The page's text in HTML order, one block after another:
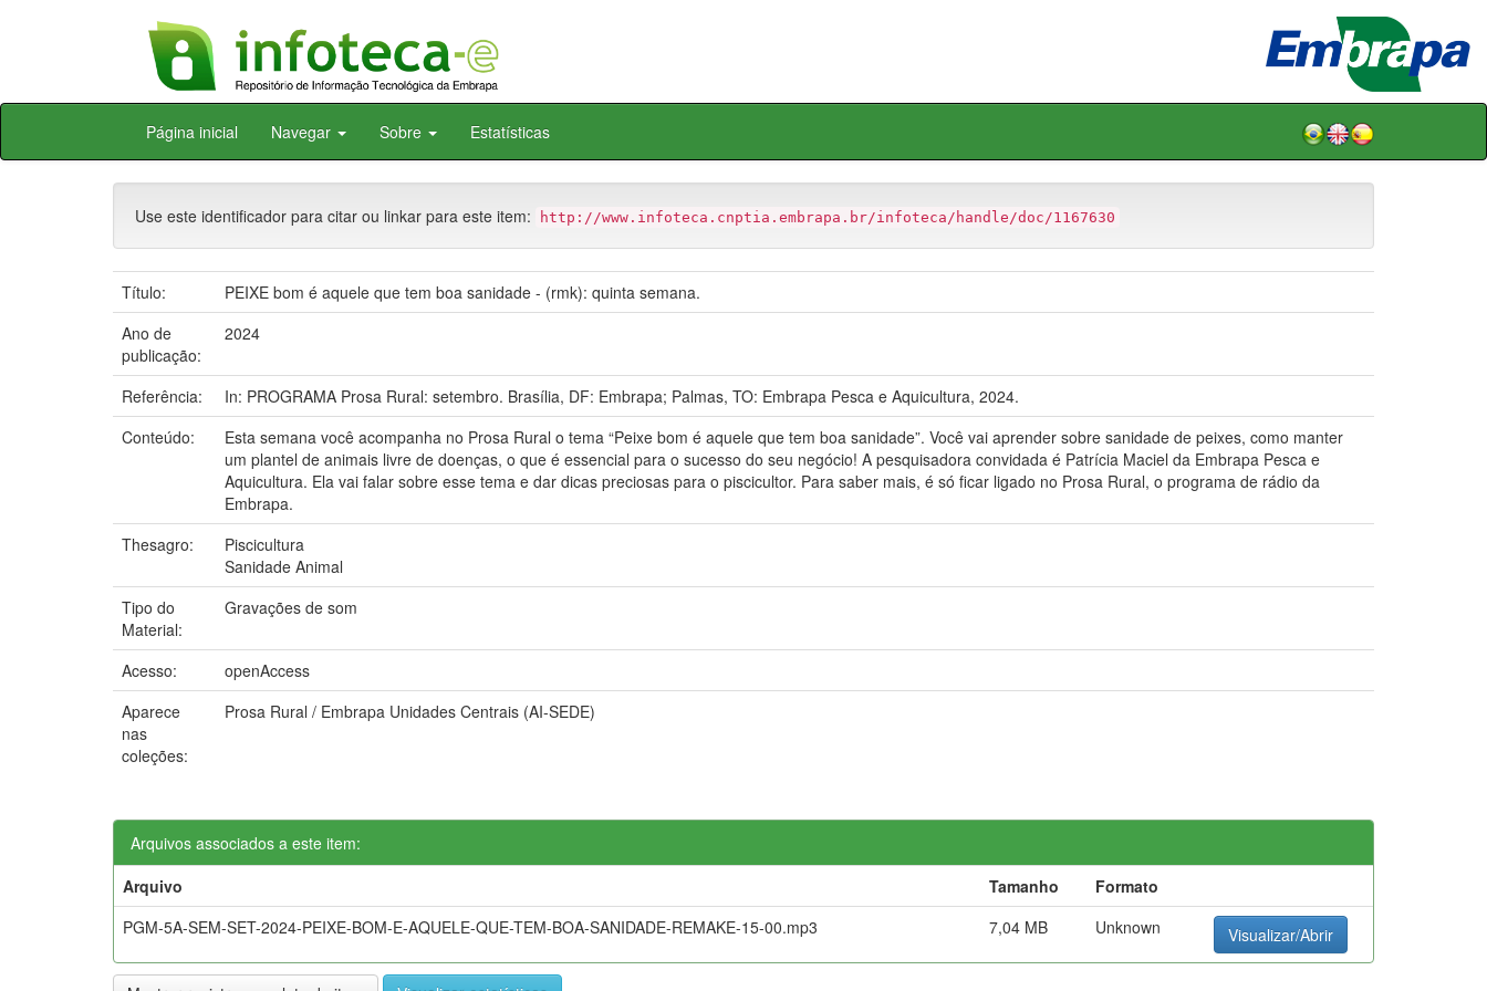
Skip
Página inicial Navegar Sobre Estatísticas
Use este identificador para citar ou linkar para este item: http://www.infoteca.cnptia.embrapa.br/infoteca/handle/doc/1167630
Título:
PEIXE bom é aquele que tem boa sanidade - (rmk): quinta semana.
Ano de
publicação:
2024
Referência:
In: PROGRAMA Prosa Rural: setembro. Brasília, DF: Embrapa; Palmas, TO: Embrapa Pesca e Aquicultura, 2024.
Conteúdo:
Esta semana você acompanha no Prosa Rural o tema “Peixe bom é aquele que tem boa sanidade”. Você vai aprender sobre sanidade de peixes, como manter
um plantel de animais livre de doenças, o que é essencial para o sucesso do seu negócio! A pesquisadora convidada é Patrícia Maciel da Embrapa Pesca e
Aquicultura. Ela vai falar sobre esse tema e dar dicas preciosas para o piscicultor. Para saber mais, é só ficar ligado no Prosa Rural, o programa de rádio da
Embrapa.
Thesagro:
Piscicultura
Sanidade Animal
Tipo do
Material:
Gravações de som
Acesso:
openAccess
Aparece
nas
coleções:
Prosa Rural / Embrapa Unidades Centrais (AI-SEDE)
Arquivos associados a este item:
Arquivo
Tamanho
Formato
PGM-5A-SEM-SET-2024-PEIXE-BOM-E-AQUELE-QUE-TEM-BOA-SANIDADE-REMAKE-15-00.mp3
7,04 MB Unknown Visualizar/Abrir